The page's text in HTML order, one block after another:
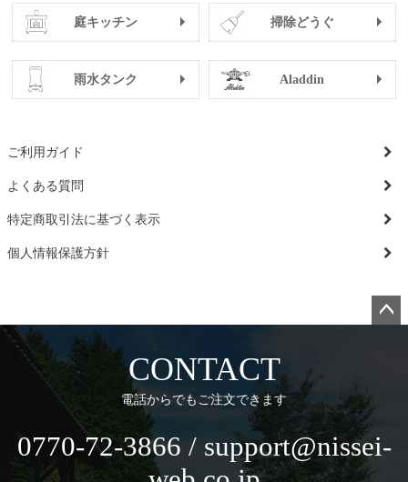
庭キッチン 掃除どうぐ
雨水タンク Aladdin
ご利用ガイド
よくある質問
特定商取引法に基づく表示
個人情報保護方針
CONTACT
電話からでもご注文できます
0770-72-3866 / support@nissei-